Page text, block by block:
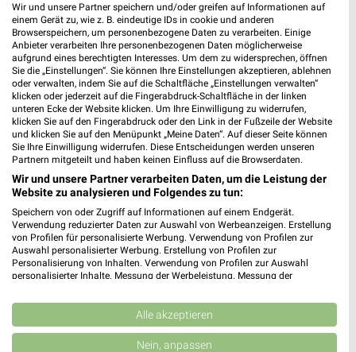
EURONICS Der Hammer! Vilsbiburg
Stadtplatz 2
84137 Vilsbiburg
Heute geschlossen
458,64 km • Angebote: 1 Prospekt
Eriagstr. 28
85053 Ingolstadt
Heute
geschlossen
440,91 km • Angebote: 1 Prospekt
Conrad Electronic Regensburg
Langobardenstraße 2
93053 Regensburg
Wir und unsere Partner speichern und/oder greifen auf Informationen auf
einem Gerät zu, wie z. B. eindeutige IDs in cookie und anderen
Browserspeichern, um personenbezogene Daten zu verarbeiten. Einige
Anbieter verarbeiten Ihre personenbezogenen Daten möglicherweise
aufgrund eines berechtigten Interesses. Um dem zu widersprechen, öffnen
Sie die „Einstellungen“. Sie können Ihre Einstellungen akzeptieren, ablehnen
oder verwalten, indem Sie auf die Schaltfläche „Einstellungen verwalten“
klicken oder jederzeit auf die Fingerabdruck-Schaltfläche in der linken
unteren Ecke der Website klicken. Um Ihre Einwilligung zu widerrufen,
klicken Sie auf den Fingerabdruck oder den Link in der Fußzeile der Website
und klicken Sie auf den Menüpunkt „Meine Daten“. Auf dieser Seite können
Sie Ihre Einwilligung widerrufen. Diese Entscheidungen werden unseren
Partnern mitgeteilt und haben keinen Einfluss auf die Browserdaten.
Wir und unsere Partner verarbeiten Daten, um die Leistung der
Website zu analysieren und Folgendes zu tun:
Speichern von oder Zugriff auf Informationen auf einem Endgerät.
Verwendung reduzierter Daten zur Auswahl von Werbeanzeigen. Erstellung
von Profilen für personalisierte Werbung. Verwendung von Profilen zur
Auswahl personalisierter Werbung. Erstellung von Profilen zur
Personalisierung von Inhalten. Verwendung von Profilen zur Auswahl
personalisierter Inhalte. Messung der Werbeleistung. Messung der
Kombinationen von Daten aus verschiedenen Quellen. Entwicklung und
Verbesserung der Angebote. Verwendung reduzierter Daten zur Auswahl
von Inhalten.
Daten können außerhalb der Europäischen Union weitergegeben und in die
Alle akzeptieren
Nein, anpassen